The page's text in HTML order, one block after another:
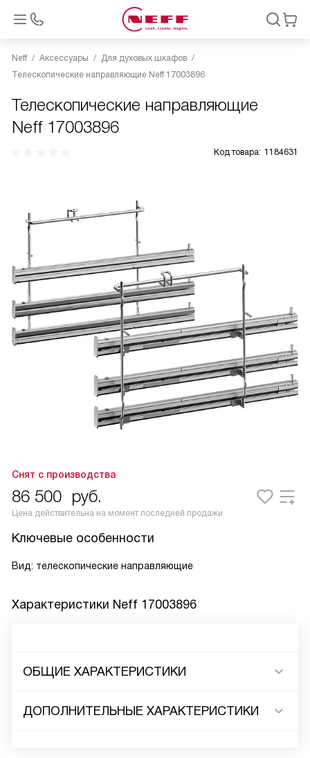
Neff Аксессуары
Для духовых шкафов
Телескопические направляющие Neff 17003896
Телескопические направляющие
Neff 17003896
Код товара: 1184631
Снят с производства
86 500 руб.
Цена действительна на момент последней продажи
Ключевые особенности
Вид: телескопические направляющие
Характеристики Neff 17003896
ОБЩИЕ ХАРАКТЕРИСТИКИ
ДОПОЛНИТЕЛЬНЫЕ ХАРАКТЕРИСТИКИ